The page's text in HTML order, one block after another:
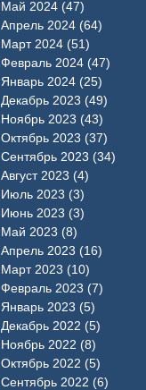
Май 2024 (47)
Апрель 2024 (64)
Март 2024 (51)
Февраль 2024 (47)
Январь 2024 (25)
Декабрь 2023 (49)
Ноябрь 2023 (43)
Октябрь 2023 (37)
Сентябрь 2023 (34)
Август 2023 (4)
Июль 2023 (3)
Июнь 2023 (3)
Май 2023 (8)
Апрель 2023 (16)
Март 2023 (10)
Февраль 2023 (7)
Январь 2023 (5)
Декабрь 2022 (5)
Ноябрь 2022 (8)
Октябрь 2022 (5)
Сентябрь 2022 (6)